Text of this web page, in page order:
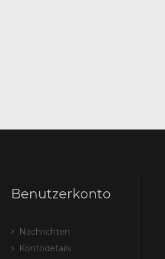
Benutzerkonto
Nachrichten
Kontodetails